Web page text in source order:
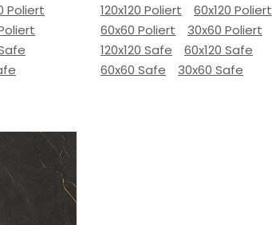
Poliert
120x120 Poliert
60x120 Poliert
60x60 Poliert
30x60 Poliert
120x120 Safe
60x120 Safe
60x60 Safe
30x60 Safe